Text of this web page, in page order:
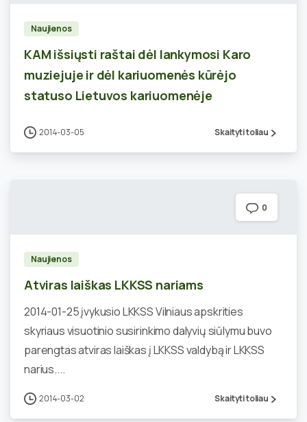
Naujienos
KAM išsiųsti raštai dėl lankymosi Karo
muziejuje ir dėl kariuomenės kūrėjo
statuso Lietuvos kariuomenėje
2014-03-05 Skaityti toliau
0
Naujienos
Atviras laiškas LKKSS nariams
2014-01-25 įvykusio LKKSS Vilniaus apskrities
skyriaus visuotinio susirinkimo dalyvių siūlymu buvo
parengtas atviras laiškas į LKKSS valdybą ir LKKSS
narius....
2014-03-02 Skaityti toliau